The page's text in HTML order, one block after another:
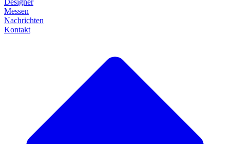
Designer
Messen
Nachrichten
Kontakt